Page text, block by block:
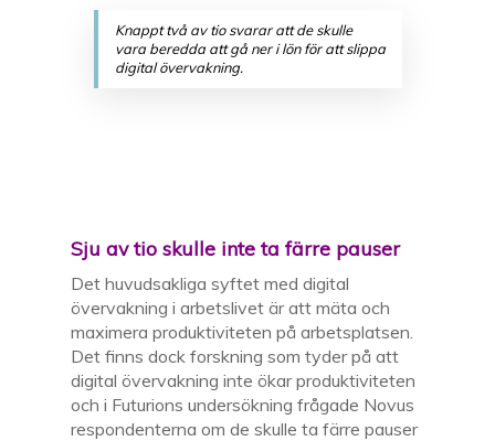
Knappt två av tio svarar att de skulle
vara beredda att gå ner i lön för att slippa
digital övervakning.
Sju av tio skulle inte ta färre pauser
Det huvudsakliga syftet med digital
övervakning i arbetslivet är att mäta och
maximera produktiviteten på arbetsplatsen.
Det finns dock forskning som tyder på att
digital övervakning inte ökar produktiviteten
och i Futurions undersökning frågade Novus
respondenterna om de skulle ta färre pauser